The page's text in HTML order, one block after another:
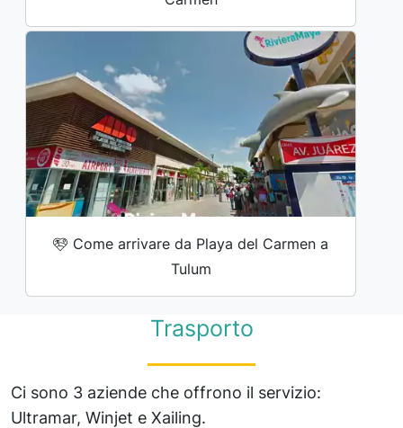
Come arrivare da Playa del Carmen a
Tulum
Trasporto
Ci sono 3 aziende che offrono il servizio:
Ultramar, Winjet e Xailing.